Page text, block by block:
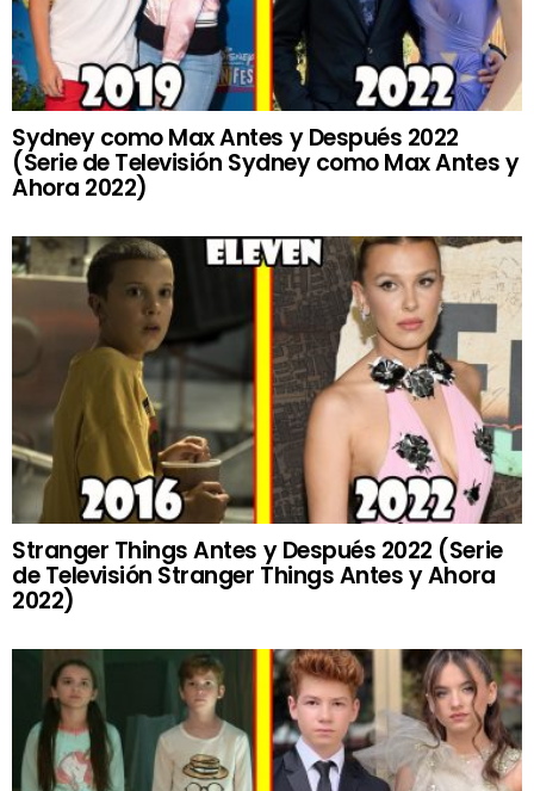
Sydney como Max Antes y Después 2022
(Serie de Televisión Sydney como Max Antes y
Ahora 2022)
Stranger Things Antes y Después 2022 (Serie
de Televisión Stranger Things Antes y Ahora
2022)